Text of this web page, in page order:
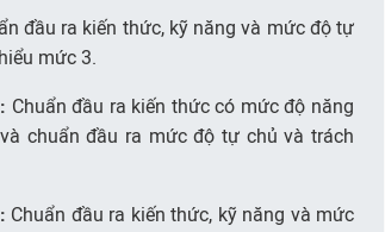
đầu ra kiến thức, kỹ năng và mức độ tự
mức 3.
Chuẩn đầu ra kiến thức có mức độ năng
chuẩn đầu ra mức độ tự chủ và trách
Chuẩn đầu ra kiến thức, kỹ năng và mức